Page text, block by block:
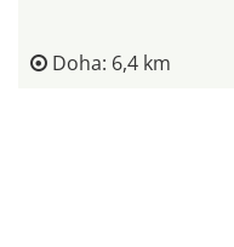
Doha: 6,4 km